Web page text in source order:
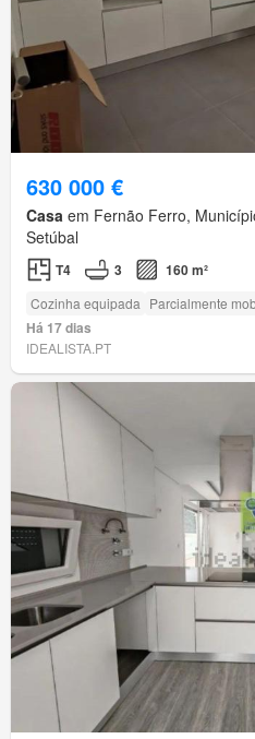
630 000 €
Casa em Fernão Ferro,
Setúbal
T4 3 160 m²
Cozinha equipada Parcialmente
Há 17 dias
IDEALISTA.PT